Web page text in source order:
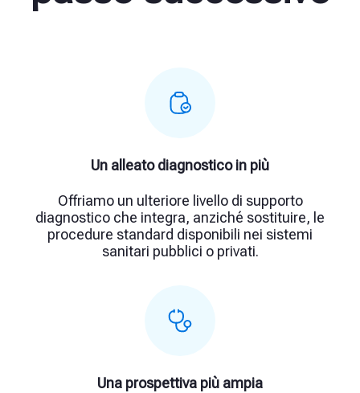
Un alleato diagnostico in più
Offriamo un ulteriore livello di supporto
diagnostico che integra, anziché sostituire, le
procedure standard disponibili nei sistemi
sanitari pubblici o privati.
Una prospettiva più ampia